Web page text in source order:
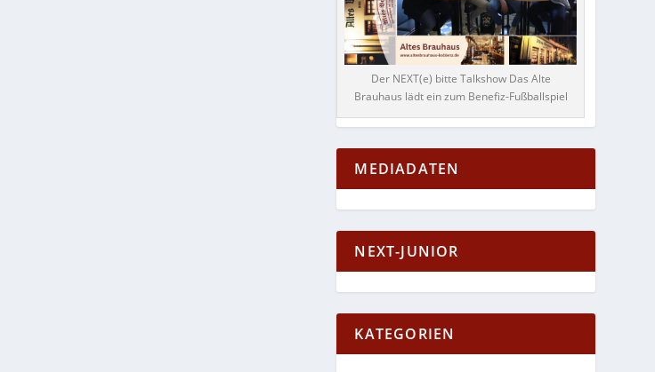
Der NEXT(e) bitte Talkshow Das Alte
Brauhaus lädt ein zum Benefiz-Fußballspiel
MEDIADATEN
NEXT-JUNIOR
KATEGORIEN